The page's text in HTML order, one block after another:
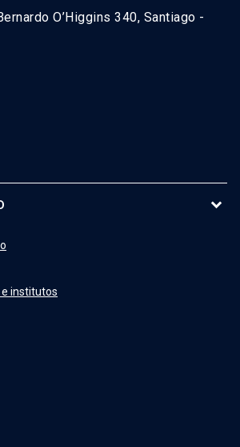
O’Higgins 340, Santiago -
e institutos